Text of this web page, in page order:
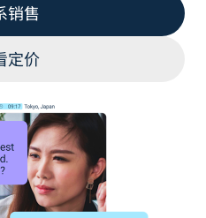
销售
定价